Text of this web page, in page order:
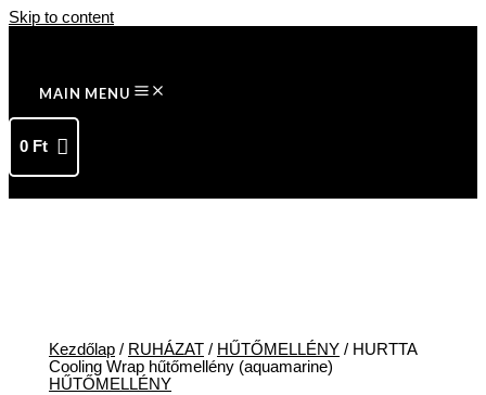
Skip to content
MAIN MENU
0 Ft
Kezdőlap / RUHÁZAT / HŰTŐMELLÉNY / HURTTA
Cooling Wrap hűtőmellény (aquamarine)
HŰTŐMELLÉNY